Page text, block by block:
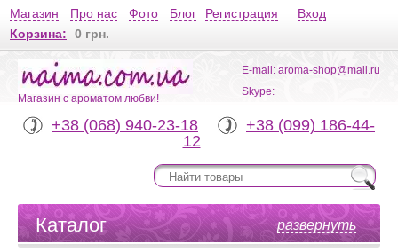
Магазин Про нас Фото Блог Регистрация
Вход
Корзина:
0 грн.
Магазин с ароматом любви!
+38 (068) 940-23-18
+38 (099) 186-44-
12
E-mail: aroma-shop@mail.ru
Skype:
развернуть
Каталог